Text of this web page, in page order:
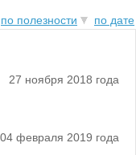
по полезности по дате
27 ноября 2018 года
04 февраля 2019 года